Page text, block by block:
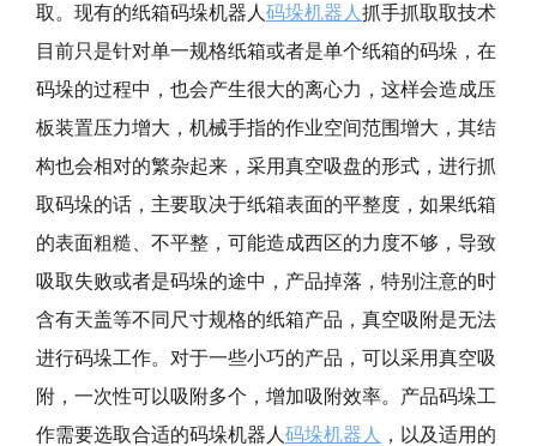
取。现有的纸箱码垛机器人 码垛机器人 抓手抓取取技术
目前只是针对单一规格纸箱或者是单个纸箱的码垛，在
码垛的过程中，也会产生很大的离心力，这样会造成压
板装置压力增大，机械手指的作业空间范围增大，其结
构也会相对的繁杂起来，采用真空吸盘的形式，进行抓
取码垛的话，主要取决于纸箱表面的平整度，如果纸箱
的表面粗糙、不平整，可能造成西区的力度不够，导致
吸取失败或者是码垛的途中，产品掉落，特别注意的时
含有天盖等不同尺寸规格的纸箱产品，真空吸附是无法
进行码垛工作。对于一些小巧的产品，可以采用真空吸
附，一次性可以吸附多个，增加吸附效率。产品码垛工
作需要选取合适的码垛机器人 码垛机器人
，以及适用的